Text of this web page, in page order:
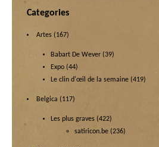
Categories
Artes (167)
Babart De Wever (39)
Expo (44)
Le clin d'œil de la semaine (419)
Belgica (117)
Les plus graves (422)
satiricon.be (236)